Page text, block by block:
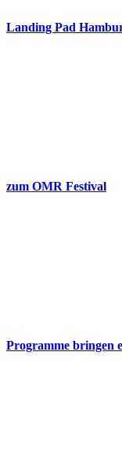
Landing Pad
zum OMR Festival
Programme bringen